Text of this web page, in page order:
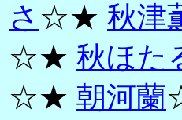
さ ☆★ 秋津
☆★ 秋ほた
☆★ 朝河蘭